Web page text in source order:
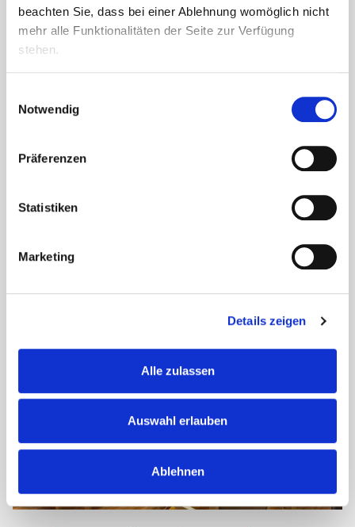
beachten Sie, dass bei einer Ablehnung womöglich nicht
mehr alle Funktionalitäten der Seite zur Verfügung
stehen.
Notwendig
Präferenzen
Statistiken
Marketing
Details zeigen
Alle zulassen
Auswahl erlauben
Ablehnen
Raphael
Sommerolympiade im Haus Raphael. Die Wohnbereiche
traten in verschiedenen Disziplinen wie Eierlauf, Slalom,